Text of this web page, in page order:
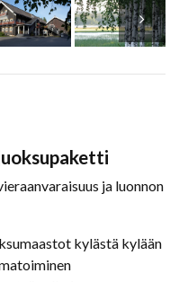
ja luonnon
kylästä kylään